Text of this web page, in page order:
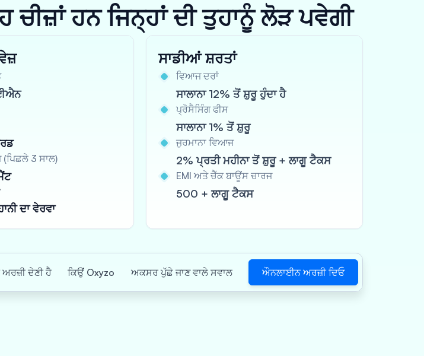
ਹਨ ਜਿਨ੍ਹਾਂ ਦੀ ਤੁਹਾਨੂੰ ਲੋੜ ਪਵੇਗੀ
(ਪਿਛਲੇ 3 ਸਾਲ)
ਦਾ ਵੇਰਵਾ
ਸਾਡੀਆਂ ਸ਼ਰਤਾਂ
ਵਿਆਜ ਦਰਾਂ
ਸਾਲਾਨਾ 12% ਤੋਂ ਸ਼ੁਰੂ ਹੁੰਦਾ ਹੈ
ਪ੍ਰੋਸੈਸਿੰਗ ਫੀਸ
ਸਾਲਾਨਾ 1% ਤੋਂ ਸ਼ੁਰੂ
ਜੁਰਮਾਨਾ ਵਿਆਜ
2% ਪ੍ਰਤੀ ਮਹੀਨਾ ਤੋਂ ਸ਼ੁਰੂ + ਲਾਗੂ ਟੈਕਸ
EMI ਅਤੇ ਚੈੱਕ ਬਾਊਂਸ ਚਾਰਜ
500 + ਲਾਗੂ ਟੈਕਸ
ਅਰਜ਼ੀ ਦੇਣੀ ਹੈ ਕਿਉਂ Oxyzo ਅਕਸਰ ਪੁੱਛੇ ਜਾਣ ਵਾਲੇ ਸਵਾਲ ਔਨਲਾਈਨ ਅਰਜ਼ੀ ਦਿਓ